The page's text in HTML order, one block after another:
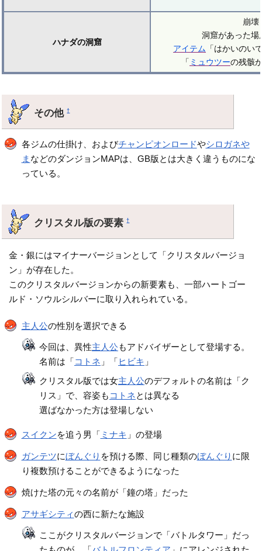
ハナダの洞窟
崩壊
洞窟があった場
アイテム 「はかいのい
「 ミュウツーの残骸
その他†
各ジムの仕掛け、およびチャンピオンロードやシロガネや
ま などのダンジョンMAPは、GB版とは大きく違うものにな
っている。
クリスタル版の要素†
金・銀にはマイナーバージョンとして「クリスタルバージョ
ン」が存在した。
このクリスタルバージョンからの新要素も、一部ハートゴー
ルド・ソウルシルバーに取り入れられている。
主人公の性別を選択できる
今回は、異性主人公もアドバイザーとして登場する。
名前は「コトネ 」「 ヒビキ 」
クリスタル版では女主人公のデフォルトの名前は「ク
リス」で、容姿も コトネとは異なる
選ばなかった方は登場しない
スイクンを追う男「 ミナキ 」の登場
ガンテツにぼんぐり を預ける際、同じ種類のぼんぐり に限
り複数預けることができるようになった
焼けた塔の元々の名前が「鐘の塔」だった
アサギシティの西に新たな施設
ここがクリスタルバージョンで「バトルタワー」だっ